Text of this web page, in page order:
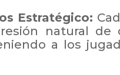
Estratégico:
natural de
a los